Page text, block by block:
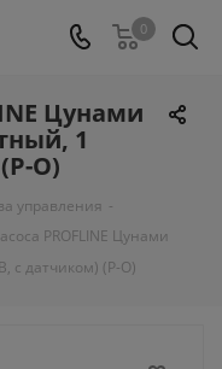
0
Цунами
1
О)
управления -
PROFLINE Цунами
с датчиком) (Р-О)